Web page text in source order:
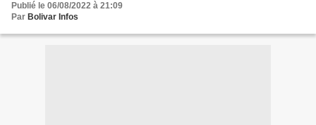
Publié le 06/08/2022 à 21:09
Par Bolivar Infos